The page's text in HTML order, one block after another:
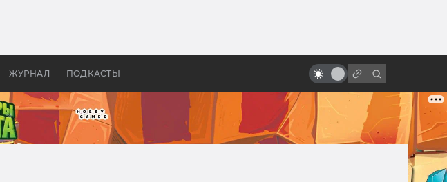
ЖУРНАЛ ПОДКАСТЫ
бы «Властелина колец»
экранизацию игры